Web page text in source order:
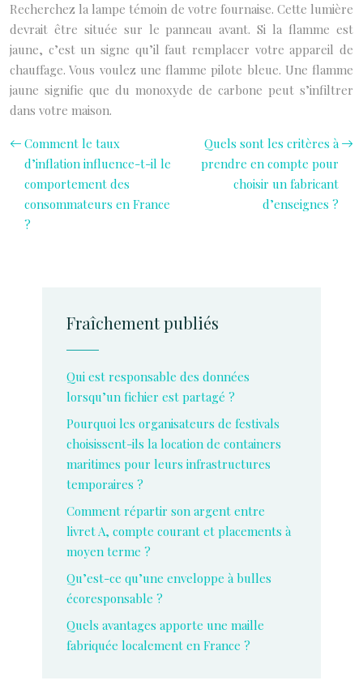
Recherchez la lampe témoin de votre fournaise. Cette lumière
devrait être située sur le panneau avant. Si la flamme est
jaune, c’est un signe qu’il faut remplacer votre appareil de
chauffage. Vous voulez une flamme pilote bleue. Une flamme
jaune signifie que du monoxyde de carbone peut s’infiltrer
dans votre maison.
Comment le taux
d’inflation influence-t-il le
comportement des
consommateurs en France
?
Quels sont les critères à
prendre en compte pour
choisir un fabricant
d’enseignes ?
Fraîchement publiés
Qui est responsable des données
lorsqu’un fichier est partagé ?
Pourquoi les organisateurs de festivals
choisissent-ils la location de containers
maritimes pour leurs infrastructures
temporaires ?
Comment répartir son argent entre
livret A, compte courant et placements à
moyen terme ?
Qu’est-ce qu’une enveloppe à bulles
écoresponsable ?
Quels avantages apporte une maille
fabriquée localement en France ?